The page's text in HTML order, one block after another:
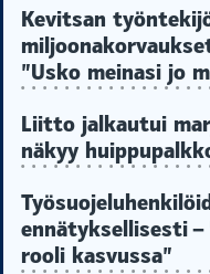
Kevitsan
”Usko meinasi jo
Liitto jalkautui
näkyy
ennätyksellisesti –
rooli kasvussa”